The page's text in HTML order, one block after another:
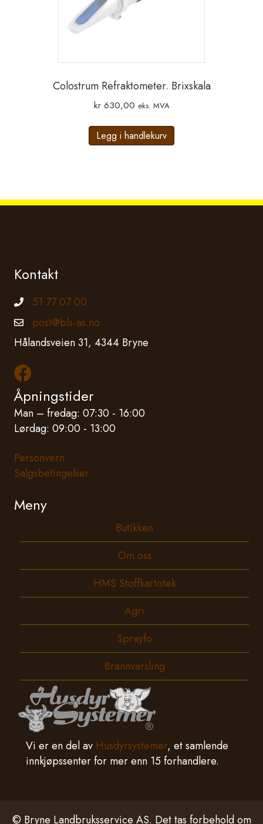
Colostrum Refraktometer. Brixskala
kr630,00 eks. MVA
Legg i handlekurv
Kontakt
Telefonnummer
51 77 07 00
Epostadresse
post@bls-as.no
Hålandsveien 31, 4344 Bryne
Les mer om oss på Facebook
Åpningstider
Man – fredag: 07:30 - 16:00
Lørdag: 09:00 - 13:00
Personvern
Salgsbetingelser
Meny
Butikken
Om oss
HMS Stoffkartotek
Agri
Sprayfo
Brannvarsling
Vi er en del av Husdyrsystemer, et samlende
innkjøpssenter for mer enn 15 forhandlere.
© Bryne Landbruksservice AS. Det tas forbehold om